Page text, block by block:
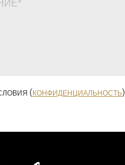
(КОНФИДЕНЦИАЛЬНОСТЬ)